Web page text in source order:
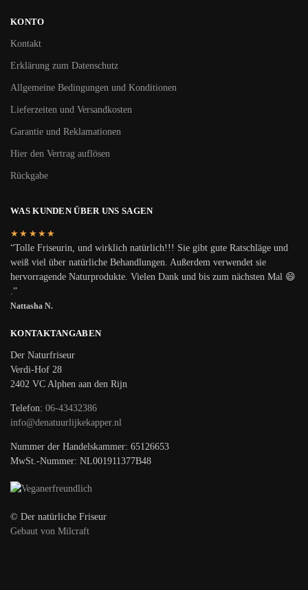
KONTO
Kontakt
Erklärung zum Datenschutz
Allgemeine Bedingungen und Konditionen
Lieferzeiten und Versandkosten
Garantie und Reklamationen
Hier den Vertrag auflösen
Rückgabe
WAS KUNDEN ÜBER UNS SAGEN
★★★★★
“Tolle Friseurin, und wirklich natürlich!!! Sie gibt gute Ratschläge und
weiß viel über natürliche Behandlungen. Außerdem verwendet sie
hervorragende Naturprodukte. Vielen Dank und bis zum nächsten Mal 😄
.”
Nattasha N.
KONTAKTANGABEN
Der Naturfriseur
Verdi-Hof 28
2402 VC Alphen aan den Rijn
Telefon: 06-43432386
info@denatuurlijkekapper.nl
Nummer der Handelskammer: 65126653
MwSt.-Nummer: NL001911377B48
© Der natürliche Friseur
Gebaut von Milcraft